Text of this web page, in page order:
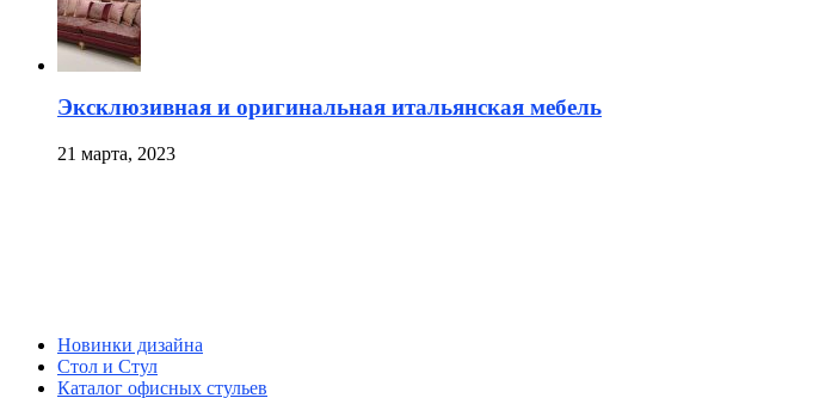
Эксклюзивная и оригинальная итальянская мебель
21 марта, 2023
Новинки дизайна
Стол и Стул
Каталог офисных стульев